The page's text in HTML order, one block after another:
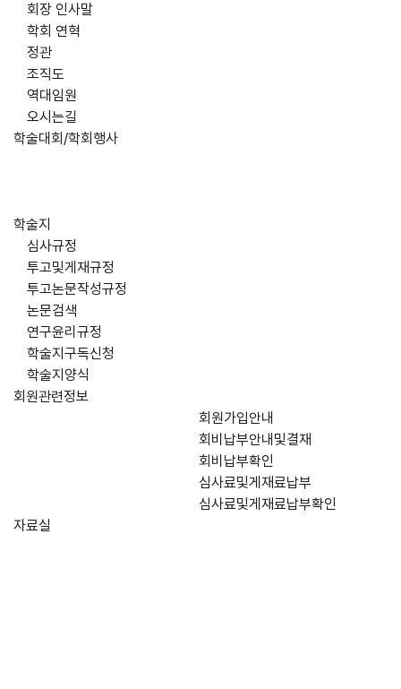
회장 인사말
학회 연혁
정관
조직도
역대임원
오시는길
학술대회/학회행사
학술지
심사규정
투고및게재규정
투고논문작성규정
논문검색
연구윤리규정
학술지구독신청
학술지양식
회원관련정보
회원가입안내
회비납부안내및결재
회비납부확인
심사료및게재료납부
심사료및게재료납부확인
자료실